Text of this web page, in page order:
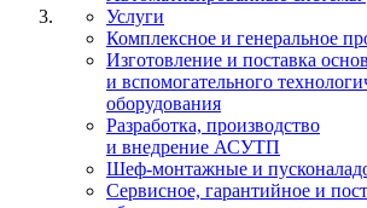
Услуги
Комплексное и генеральное
Изготовление и поставка
и вспомогательного
оборудования
Разработка, производство
и внедрение АСУТП
Шеф-монтажные и
Сервисное, гарантийное и